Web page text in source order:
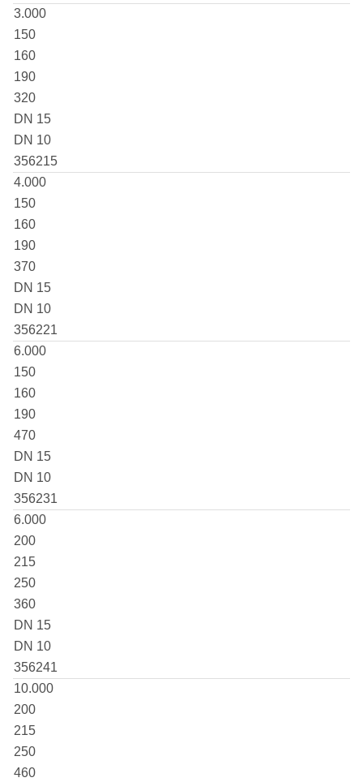
3.000
150
160
190
320
DN 15
DN 10
356215
4.000
150
160
190
370
DN 15
DN 10
356221
6.000
150
160
190
470
DN 15
DN 10
356231
6.000
200
215
250
360
DN 15
DN 10
356241
10.000
200
215
250
460